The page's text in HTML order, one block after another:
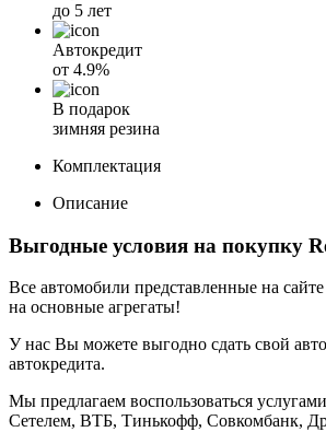
до 5 лет
Автокредит
от 4.9%
В подарок
зимняя резина
Комплектация
Описание
Выгодные условия на покупку
Все автомобили представленные на
на основные агрегаты!
У нас Вы можете выгодно сдать свой
автокредита.
Мы предлагаем воспользоваться
Сетелем, ВТБ, Тинькофф, Совкомбанк,